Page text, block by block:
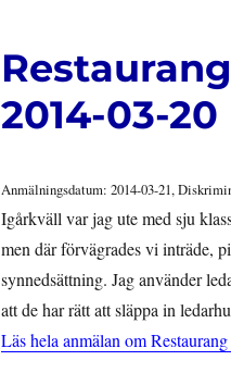
2014-03-20
Anmälningsdatum: 2014-03-21,
Igårkväll var jag ute med sju
men där förvägrades vi inträde,
synnedsättning. Jag använder
att de har rätt att släppa in
Läs hela anmälan om